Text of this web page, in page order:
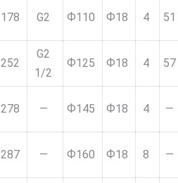
178 G2 Ф110 Ф18 4 51
252
G2
1/2
Ф125 Ф18 4 57
278 — Ф145 Ф18 4 —
287 — Ф160 Ф18 8 —